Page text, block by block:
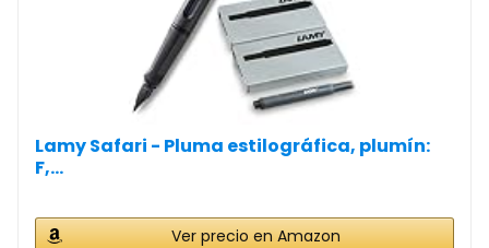
Lamy Safari - Pluma estilográfica, plumín:
F,...
Ver precio en Amazon